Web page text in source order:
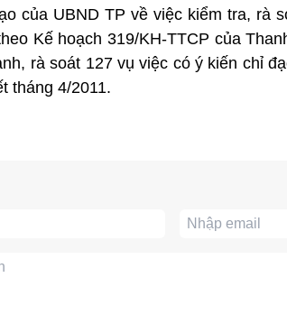
của UBND TP về việc kiểm tra, rà
Kế hoạch 319/KH-TTCP của
rà soát 127 vụ việc có ý kiến chỉ
tháng 4/2011.